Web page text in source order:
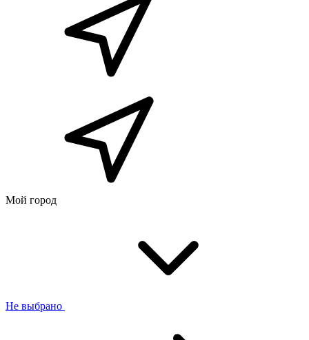
Мой город
Не выбрано